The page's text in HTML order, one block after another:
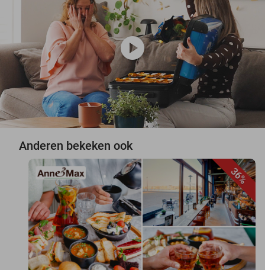
play_circle
Anderen bekeken ook
36%